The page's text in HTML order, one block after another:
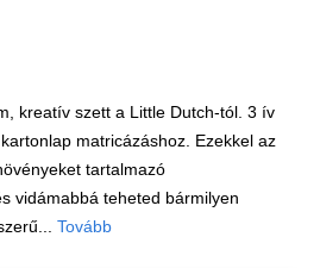
kreatív szett a Little Dutch-tól. 3 ív
matricázáshoz. Ezekkel az
tartalmazó
vidámabbá teheted bármilyen
Tovább
gyerekajándékok
Logikai játékok
LÜK